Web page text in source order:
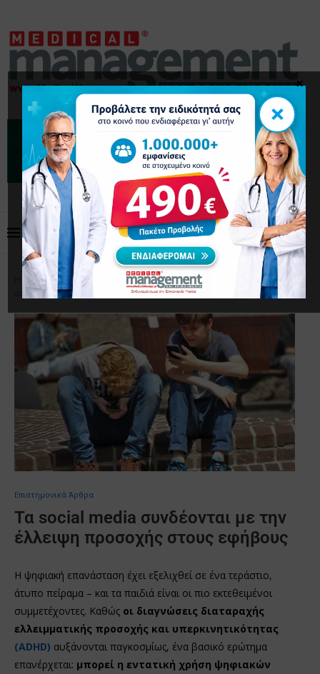
Home Επιστημονικά Άρθρα
Τα social media
συνδέονται με την έλλειψη προσοχής στους εφήβους
Επιστημονικά Άρθρα
Τα social media συνδέονται με την
έλλειψη προσοχής στους εφήβους
Η ψηφιακή επανάσταση έχει εξελιχθεί σε ένα τεράστιο,
άτυπο πείραμα – και τα παιδιά είναι οι πιο εκτεθειμένοι
συμμετέχοντες. Καθώς οι διαγνώσεις διαταραχής
ελλειμματικής προσοχής και υπερκινητικότητας
(ADHD) αυξάνονται παγκοσμίως, ένα βασικό ερώτημα
επανέρχεται: μπορεί η εντατική χρήση ψηφιακών
×
×